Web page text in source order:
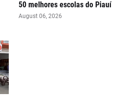
50 melhores escolas do Piauí
August 06, 2026